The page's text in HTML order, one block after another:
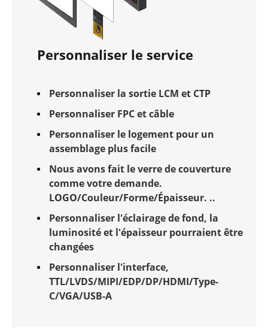
Personnaliser le service
Personnaliser la sortie LCM et CTP
Personnaliser FPC et câble
Personnaliser le logement pour un
assemblage plus facile
Nous avons fait le verre de couverture
comme votre demande.
LOGO/Couleur/Forme/Épaisseur. ..
Personnaliser l'éclairage de fond, la
luminosité et l'épaisseur pourraient être
changées
Personnaliser l'interface,
TTL/LVDS/MIPI/EDP/DP/HDMI/Type-
C/VGA/USB-A